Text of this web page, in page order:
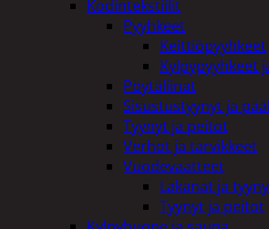
Kodintekstiilit
Pyyhkeet
Keittiöpyyhkeet
Kylpypyyhkeet
Pöytäliinat
Sisustustyynyt ja
Tyynyt ja peitot
Verhot ja tarvikkeet
Vuodevaatteet
Lakanat ja
Tyynyt ja peitot